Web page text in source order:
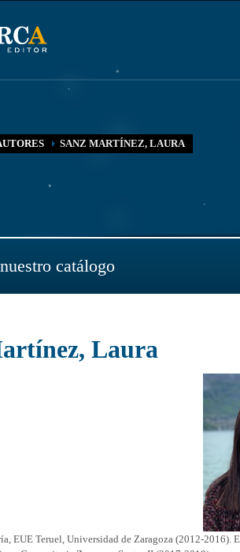
SANZ MARTÍNEZ, LAURA
catálogo
Laura
EUE Teruel, Universidad de Zaragoza (2012-